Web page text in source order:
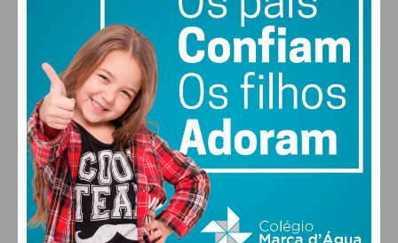
SÁB DOM
28°
SEG
29
TER
ALTERAR
FARMACIAS DE SERVIÇO EM PAÇOS DE